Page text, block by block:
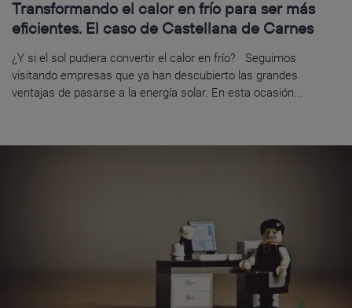
Transformando el calor en frío para ser más
eficientes. El caso de Castellana de Carnes
¿Y si el sol pudiera convertir el calor en frío? Seguimos
visitando empresas que ya han descubierto las grandes
ventajas de pasarse a la energía solar. En esta ocasión...